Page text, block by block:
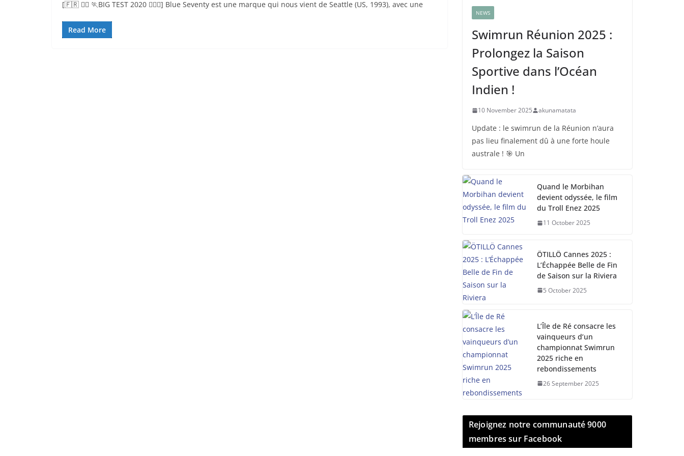
[🇫🇷 🏊‍♀️ 🏃BIG TEST 2020 🏊‍♀️🏃] Blue Seventy est une marque qui nous vient de Seattle (US, 1993), avec une
Read More
NEWS
Swimrun Réunion 2025 :
Prolongez la Saison
Sportive dans l’Océan
Indien !
10 November 2025 akunamatata
Update : le swimrun de la Réunion n’aura
pas lieu finalement dû à une forte houle
australe ! 🎯 Un
Quand le Morbihan
devient odyssée, le film
du Troll Enez 2025
11 October 2025
ÖTILLÖ Cannes 2025 :
L’Échappée Belle de Fin
de Saison sur la Riviera
5 October 2025
L’Île de Ré consacre les
vainqueurs d’un
championnat Swimrun
2025 riche en
rebondissements
26 September 2025
Rejoignez notre communauté 9000
membres sur Facebook